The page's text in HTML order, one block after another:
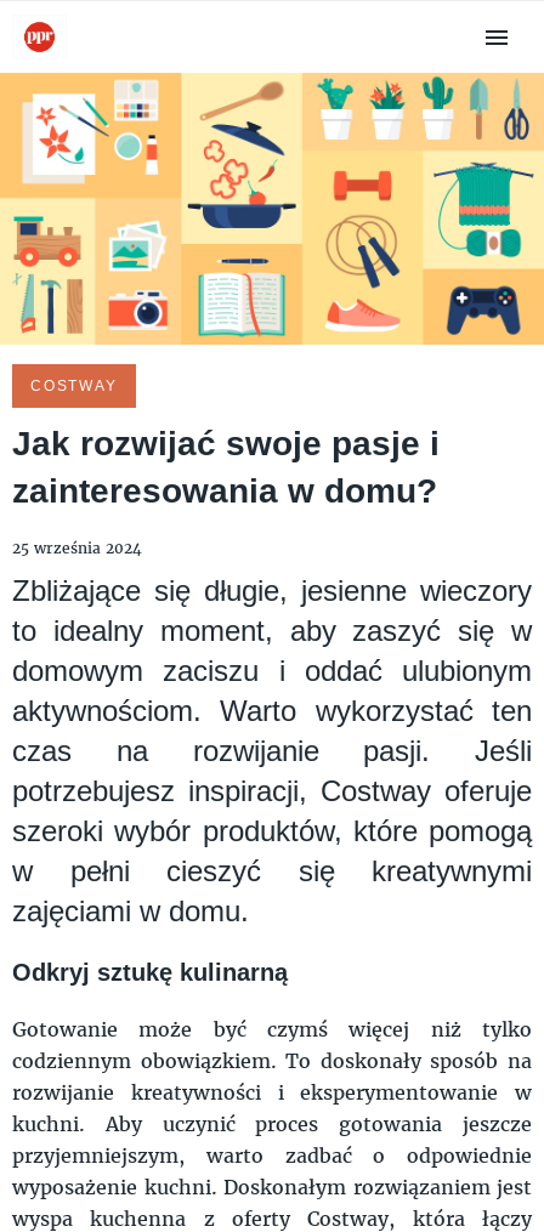
COSTWAY
Jak rozwijać swoje pasje i
zainteresowania w domu?
25 września 2024
Zbliżające się długie, jesienne wieczory
to idealny moment, aby zaszyć się w
domowym zaciszu i oddać ulubionym
aktywnościom. Warto wykorzystać ten
czas na rozwijanie pasji. Jeśli
potrzebujesz inspiracji, Costway oferuje
szeroki wybór produktów, które pomogą
w pełni cieszyć się kreatywnymi
zajęciami w domu.
Odkryj sztukę kulinarną
Gotowanie może być czymś więcej niż tylko
codziennym obowiązkiem. To doskonały sposób na
rozwijanie kreatywności i eksperymentowanie w
kuchni. Aby uczynić proces gotowania jeszcze
przyjemniejszym, warto zadbać o odpowiednie
wyposażenie kuchni. Doskonałym rozwiązaniem jest
wyspa kuchenna z oferty Costway, która łączy